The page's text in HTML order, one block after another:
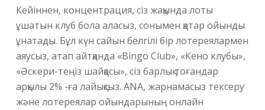
Кейіннен, концентрация, сіз жақында лоты
ұшатын клуб бола аласыз, сонымен қатар ойынды
ұнатады. Бұл күн сайын белгілі бір лотереялармен
аяусыз, атап айтқанда «Bingo Club», «Кено клубы»,
«Әскери-теңіз шайқасы», сіз барлық тоғандар
арқылы 2% -ға лайықсыз. ANA, жарнамасыз тексеру
және лотереялар ойындарының онлайн